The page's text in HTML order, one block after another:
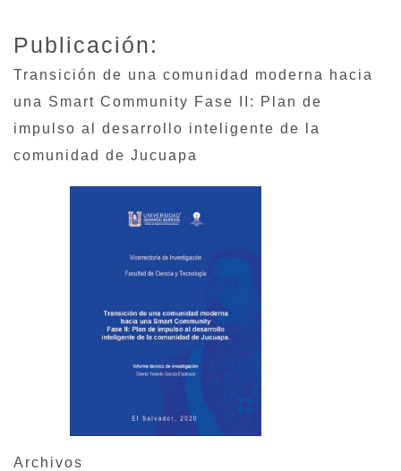
Publicación:
Transición de una comunidad moderna hacia
una Smart Community Fase II: Plan de
impulso al desarrollo inteligente de la
comunidad de Jucuapa
Archivos